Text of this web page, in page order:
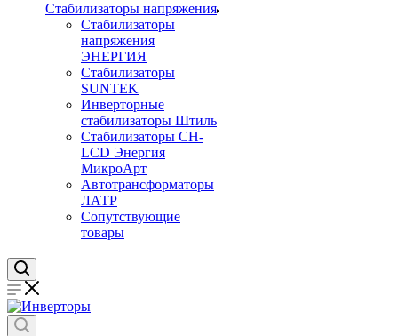
Стабилизаторы напряжения
Стабилизаторы
напряжения
ЭНЕРГИЯ
Стабилизаторы
SUNTEK
Инверторные
стабилизаторы Штиль
Стабилизаторы СН-
LCD Энepгия
МикроАрт
Автотрансформаторы
ЛАТР
Сопутствующие
товары